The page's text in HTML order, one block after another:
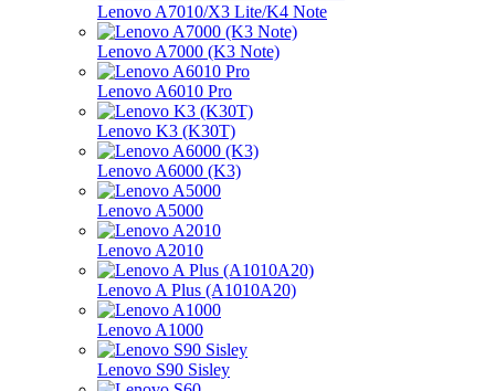
Lenovo A7010/X3 Lite/K4 Note
Lenovo A7000 (K3 Note)
Lenovo A6010 Pro
Lenovo K3 (K30T)
Lenovo A6000 (K3)
Lenovo A5000
Lenovo A2010
Lenovo A Plus (A1010A20)
Lenovo A1000
Lenovo S90 Sisley